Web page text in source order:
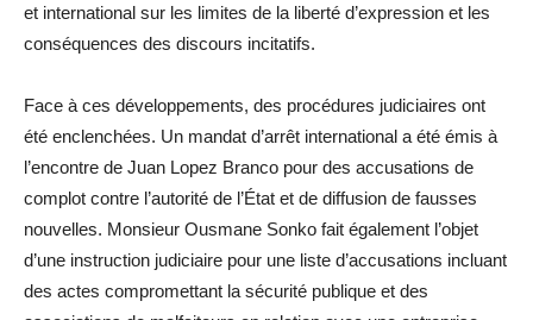
et international sur les limites de la liberté d’expression et les
conséquences des discours incitatifs.
Face à ces développements, des procédures judiciaires ont
été enclenchées. Un mandat d’arrêt international a été émis à
l’encontre de Juan Lopez Branco pour des accusations de
complot contre l’autorité de l’État et de diffusion de fausses
nouvelles. Monsieur Ousmane Sonko fait également l’objet
d’une instruction judiciaire pour une liste d’accusations incluant
des actes compromettant la sécurité publique et des